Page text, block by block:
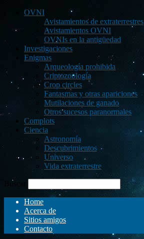
OVNI
Avistamientos de extraterrestres
Avistamientos OVNI
OVNIs en la antigüedad
Investigaciones
Enigmas
Arqueología prohibida
Criptozoología
Crop circles
Fantasmas y otras apariciones
Mutilaciones de ganado
Otros sucesos paranormales
Complots
Ciencia
Astronomía
Descubrimientos
Universo
Vida extraterrestre
Buscar
Home
Acerca de
Sitios amigos
Contacto